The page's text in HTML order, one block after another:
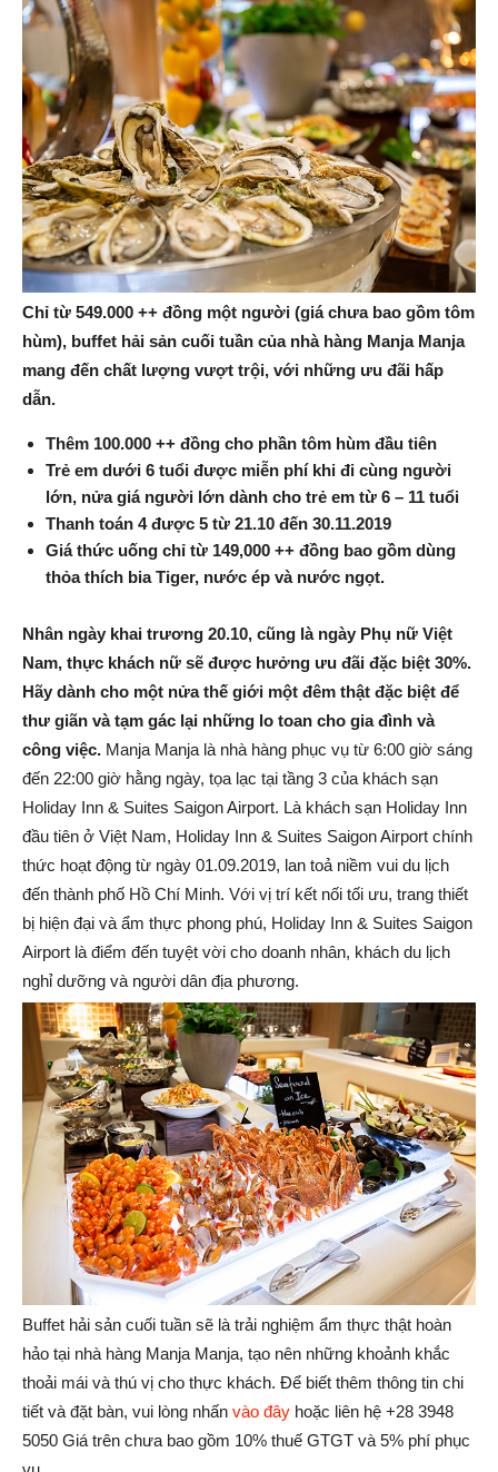
Chỉ từ 549.000 ++ đồng một người (giá chưa bao gồm tôm
hùm), buffet hải sản cuối tuần của nhà hàng Manja Manja
mang đến chất lượng vượt trội, với những ưu đãi hấp
dẫn.
Thêm 100.000 ++ đồng cho phần tôm hùm đầu tiên
Trẻ em dưới 6 tuổi được miễn phí khi đi cùng người
lớn, nửa giá người lớn dành cho trẻ em từ 6 – 11 tuổi
Thanh toán 4 được 5 từ 21.10 đến 30.11.2019
Giá thức uống chỉ từ 149,000 ++ đồng bao gồm dùng
thỏa thích bia Tiger, nước ép và nước ngọt.
Nhân ngày khai trương 20.10, cũng là ngày Phụ nữ Việt
Nam, thực khách nữ sẽ được hưởng ưu đãi đặc biệt 30%.
Hãy dành cho một nửa thế giới một đêm thật đặc biệt để
thư giãn và tạm gác lại những lo toan cho gia đình và
công việc. Manja Manja là nhà hàng phục vụ từ 6:00 giờ sáng
đến 22:00 giờ hằng ngày, tọa lạc tại tầng 3 của khách sạn
Holiday Inn & Suites Saigon Airport. Là khách sạn Holiday Inn
đầu tiên ở Việt Nam, Holiday Inn & Suites Saigon Airport chính
thức hoạt động từ ngày 01.09.2019, lan toả niềm vui du lịch
đến thành phố Hồ Chí Minh. Với vị trí kết nối tối ưu, trang thiết
bị hiện đại và ẩm thực phong phú, Holiday Inn & Suites Saigon
Airport là điểm đến tuyệt vời cho doanh nhân, khách du lịch
nghỉ dưỡng và người dân địa phương.
Buffet hải sản cuối tuần sẽ là trải nghiệm ẩm thực thật hoàn
hảo tại nhà hàng Manja Manja, tạo nên những khoảnh khắc
thoải mái và thú vị cho thực khách. Để biết thêm thông tin chi
tiết và đặt bàn, vui lòng nhấn vào đây hoặc liên hệ +28 3948
5050 Giá trên chưa bao gồm 10% thuế GTGT và 5% phí phục